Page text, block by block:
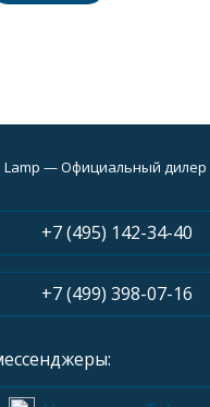
Lamp — Официальный дилер
+7 (495) 142-34-40
+7 (499) 398-07-16